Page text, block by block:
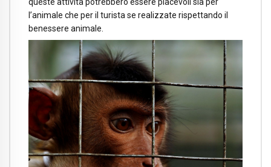
l’animale che per il turista se realizzate rispettando il
benessere animale.